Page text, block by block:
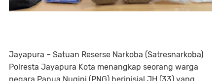
Jayapura – Satuan Reserse Narkoba (Satresnarkoba)
Polresta Jayapura Kota menangkap seorang warga